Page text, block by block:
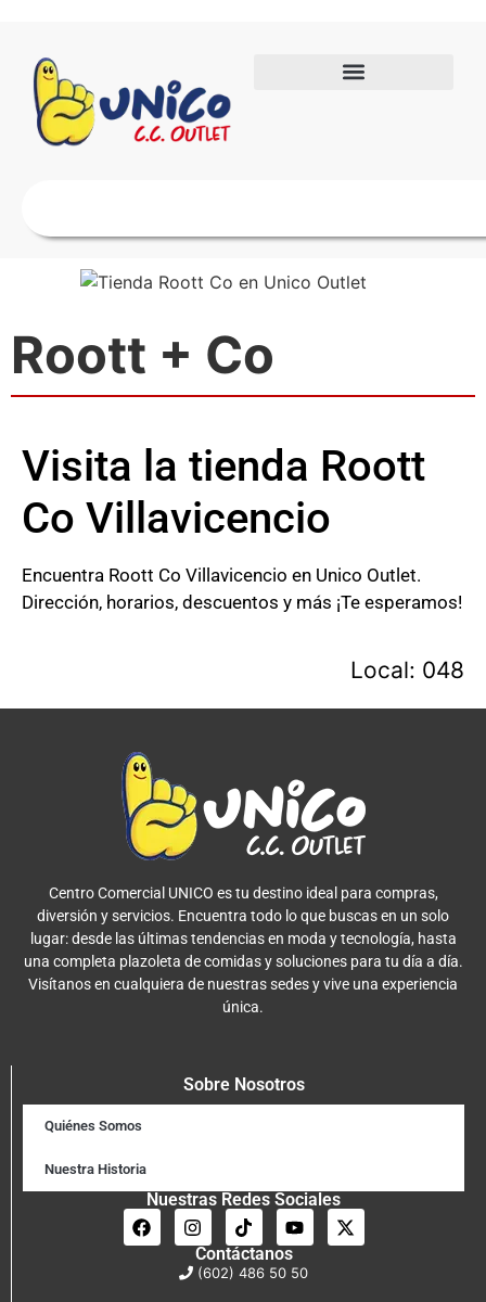
Roott + Co
Visita la tienda Roott
Co Villavicencio
Encuentra Roott Co Villavicencio en Unico Outlet.
Dirección, horarios, descuentos y más ¡Te esperamos!
Local: 048
Centro Comercial UNICO es tu destino ideal para compras,
diversión y servicios. Encuentra todo lo que buscas en un solo
lugar: desde las últimas tendencias en moda y tecnología, hasta
una completa plazoleta de comidas y soluciones para tu día a día.
Visítanos en cualquiera de nuestras sedes y vive una experiencia
única.
Sobre Nosotros
Quiénes Somos
Nuestra Historia
Nuestras Redes Sociales
Contáctanos
(602) 486 50 50